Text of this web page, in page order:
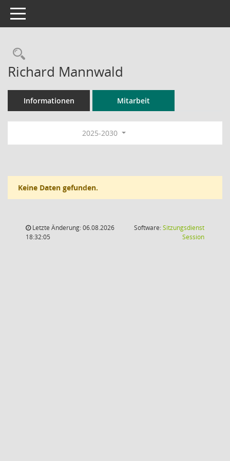
Toggle navigation
Rechercheauswahl
Richard Mannwald
Informationen Mitarbeit
2025-2030
Keine Daten gefunden.
Letzte Änderung: 06.08.2026
18:32:05
Software:Sitzungsdienst
Session(Wird in